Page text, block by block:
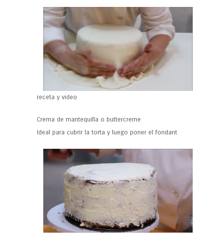
receta y video
Crema de mantequilla o buttercreme
Ideal para cubrir la torta y luego poner el fondant